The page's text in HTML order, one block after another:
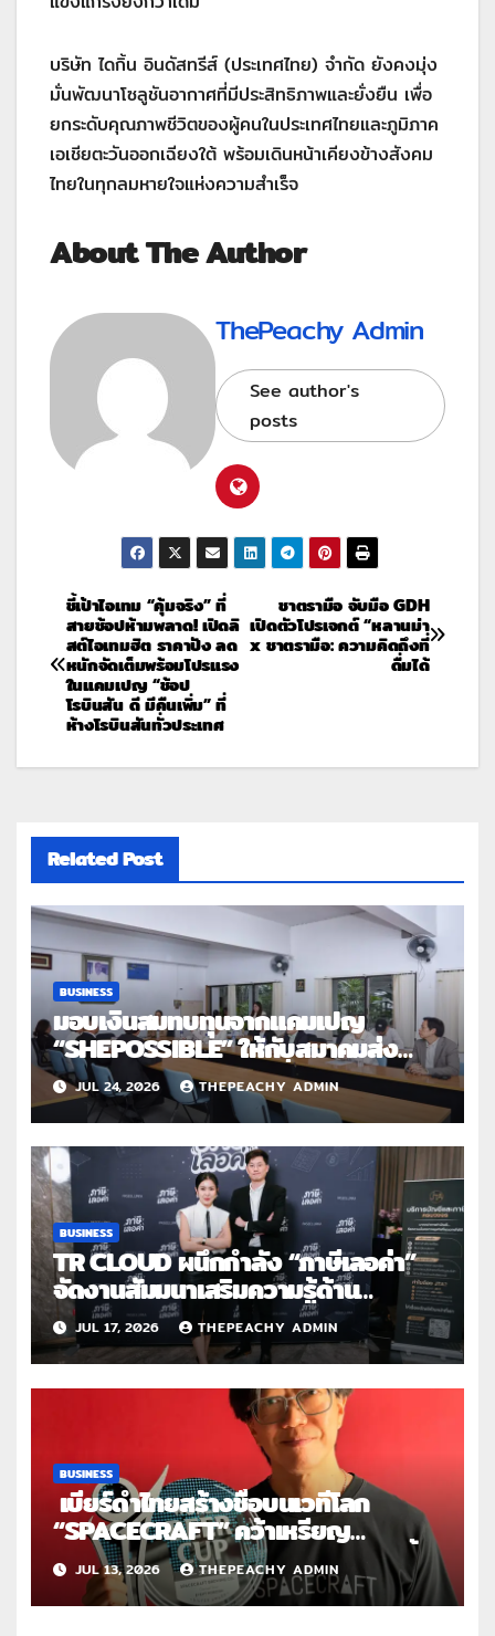
บริษัท ไดกิ้น อินดัสทรีส์ (ประเทศไทย) จำกัด ยังคงมุ่ง
มั่นพัฒนาโซลูชันอากาศที่มีประสิทธิภาพและยั่งยืน เพื่อ
ยกระดับคุณภาพชีวิตของผู้คนในประเทศไทยและภูมิภาค
เอเชียตะวันออกเฉียงใต้ พร้อมเดินหน้าเคียงข้างสังคม
ไทยในทุกลมหายใจแห่งความสำเร็จ
About The Author
ThePeachy Admin
See author's
posts
ชาตรามือ จับมือ GDH
เปิดตัวโปรเจกต์ “หลานม่า
x ชาตรามือ: ความคิดถึงที่
ดื่มได้
ชี้เป้าไอเทม “คุ้มจริง” ที่
สายช้อปห้ามพลาด! เปิดลิ
สต์ไอเทมฮิต ราคาปัง ลด
หนักจัดเต็มพร้อมโปรแรง
ในแคมเปญ “ช้อป
โรบินสัน ดี มีคืนเพิ่ม” ที่
ห้างโรบินสันทั่วประเทศ
Related Post
BUSINESS
มอบเงินสมทบทุนจากแคมเปญ
“SHEPOSSIBLE” ให้กับสมาคมส่ง
เสริมสถานภาพสตรีฯ เนื่องในวันสตรี
สากล 2569
JUL 24, 2026 THEPEACHY ADMIN
BUSINESS
TR CLOUD ผนึกกำลัง “ภาษีเลอค่า”
จัดงานสัมมนาเสริมความรู้ด้าน
บัญชี และภาษีสำหรับครีเอเตอร์ไทยใน
ยุคดิจิทัล
JUL 17, 2026 THEPEACHY ADMIN
BUSINESS
เบียร์ดำไทยสร้างชื่อบนเวทีโลก
“SPACECRAFT” คว้าเหรียญ
เงิน World Beer Cup 2026 ตอกย้ำ
ศักยภาพผู้ผลิตคราฟต์ไทยในระดับ
สากล
JUL 13, 2026 THEPEACHY ADMIN